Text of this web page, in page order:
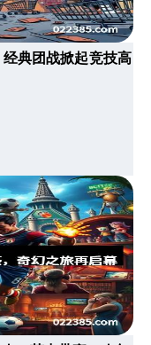
经典团战掀起竞技高